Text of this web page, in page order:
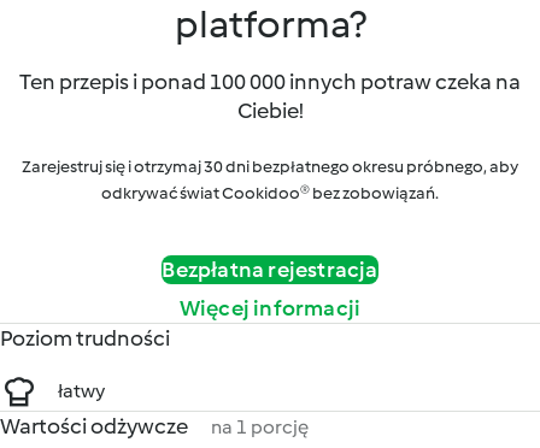
platforma?
Ten przepis i ponad 100 000 innych potraw czeka na
Ciebie!
Zarejestruj się i otrzymaj 30 dni bezpłatnego okresu próbnego, aby
odkrywać świat Cookidoo® bez zobowiązań.
Bezpłatna rejestracja
Więcej informacji
Poziom trudności
łatwy
Wartości odżywcze na 1 porcję